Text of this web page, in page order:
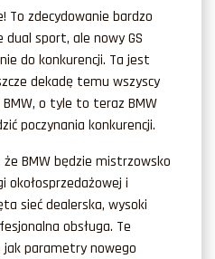
To zdecydowanie bardzo
sport, ale nowy GS
do konkurencji. Ta jest
dekadę temu wszyscy
o tyle to teraz BMW
poczynania konkurencji.
BMW będzie mistrzowsko
okołosprzedażowej i
sieć dealerska, wysoki
obsługa. Te
parametry nowego